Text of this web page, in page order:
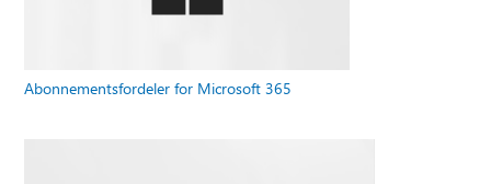
Abonnementsfordeler for Microsoft 365